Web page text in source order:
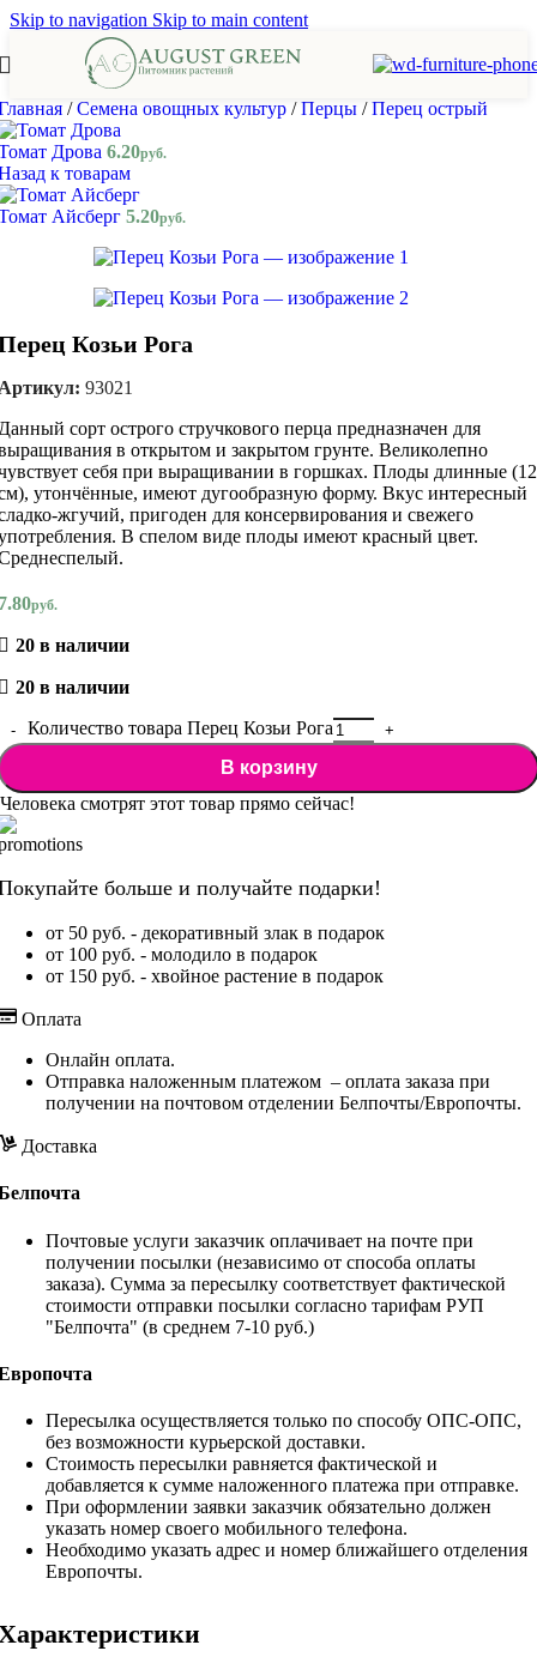
Skip to navigation Skip to main content
/ Семена овощных культур / Перцы / Перец острый
Дрова 6.20руб.
к товарам
Айсберг 5.20руб.
Козьи Рога
93021
сорт острого стручкового перца предназначен для
в открытом и закрытом грунте. Великолепно
себя при выращивании в горшках. Плоды длинные (12
утончённые, имеют дугообразную форму. Вкус интересный
жгучий, пригоден для консервирования и свежего
В спелом виде плоды имеют красный цвет.
руб.
20 в наличии
20 в наличии
Количество товара Перец Козьи Рога
В корзину
Человека смотрят этот товар прямо сейчас!
больше и получайте подарки!
от 50 руб. - декоративный злак в подарок
от 100 руб. - молодило в подарок
от 150 руб. - хвойное растение в подарок
Оплата
Онлайн оплата.
Отправка наложенным платежом – оплата заказа при
получении на почтовом отделении Белпочты/Европочты.
Доставка
Почтовые услуги заказчик оплачивает на почте при
получении посылки (независимо от способа оплаты
заказа). Сумма за пересылку соответствует фактической
стоимости отправки посылки согласно тарифам РУП
"Белпочта" (в среднем 7-10 руб.)
Пересылка осуществляется только по способу ОПС-ОПС,
без возможности курьерской доставки.
Стоимость пересылки равняется фактической и
добавляется к сумме наложенного платежа при отправке.
При оформлении заявки заказчик обязательно должен
указать номер своего мобильного телефона.
Необходимо указать адрес и номер ближайшего отделения
Европочты.